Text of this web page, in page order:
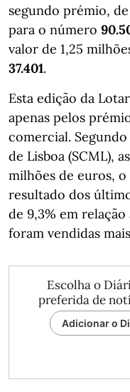
segundo prémio,
para o número
valor de 1,25
37.401.
Esta edição da
apenas pelos
comercial.
de Lisboa (SCML),
milhões de euros,
resultado dos
de 9,3% em
foram vendidas
Escolha o
preferida de
Adicionar o